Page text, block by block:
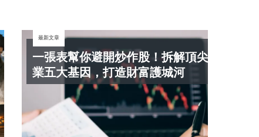
一張表幫你避開炒作股！拆解頂尖企
業五大基因，打造財富護城河